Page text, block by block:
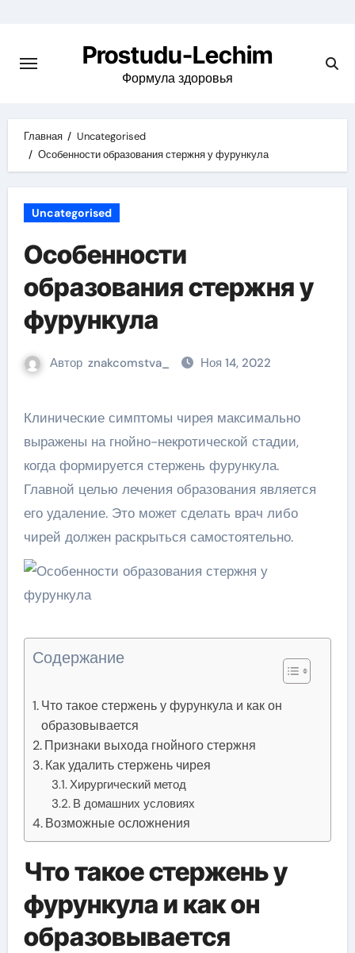
содержимому
Prostudu-Lechim
Формула здоровья
Главная
Uncategorised
Особенности образования стержня у фурункула
Uncategorised
Особенности
образования стержня у
фурункула
Автор znakcomstva_ Ноя 14, 2022
Клинические симптомы чирея максимально
выражены на гнойно-некротической стадии,
когда формируется стержень фурункула.
Главной целью лечения образования является
его удаление. Это может сделать врач либо
чирей должен раскрыться самостоятельно.
Содержание
Что такое стержень у фурункула и как он
образовывается
Признаки выхода гнойного стержня
Как удалить стержень чирея
Хирургический метод
В домашних условиях
Возможные осложнения
Что такое стержень у
фурункула и как он
образовывается